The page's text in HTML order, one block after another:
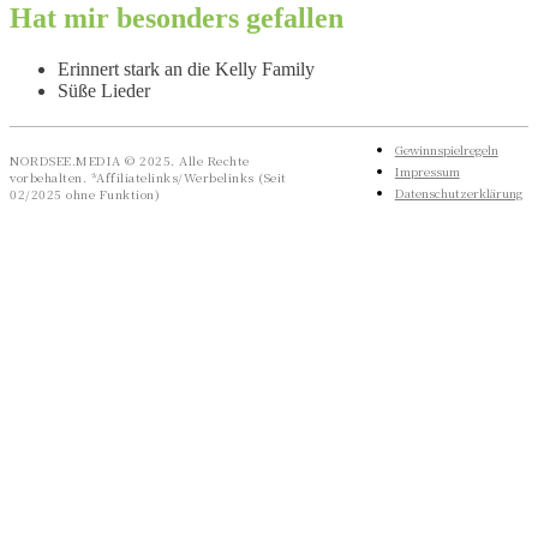
Hat mir besonders gefallen
Erinnert stark an die Kelly Family
Süße Lieder
NORDSEE.MEDIA © 2025. Alle Rechte
vorbehalten. *Affiliatelinks/Werbelinks (Seit
02/2025 ohne Funktion)
Gewinnspielregeln
Impressum
Datenschutzerklärung